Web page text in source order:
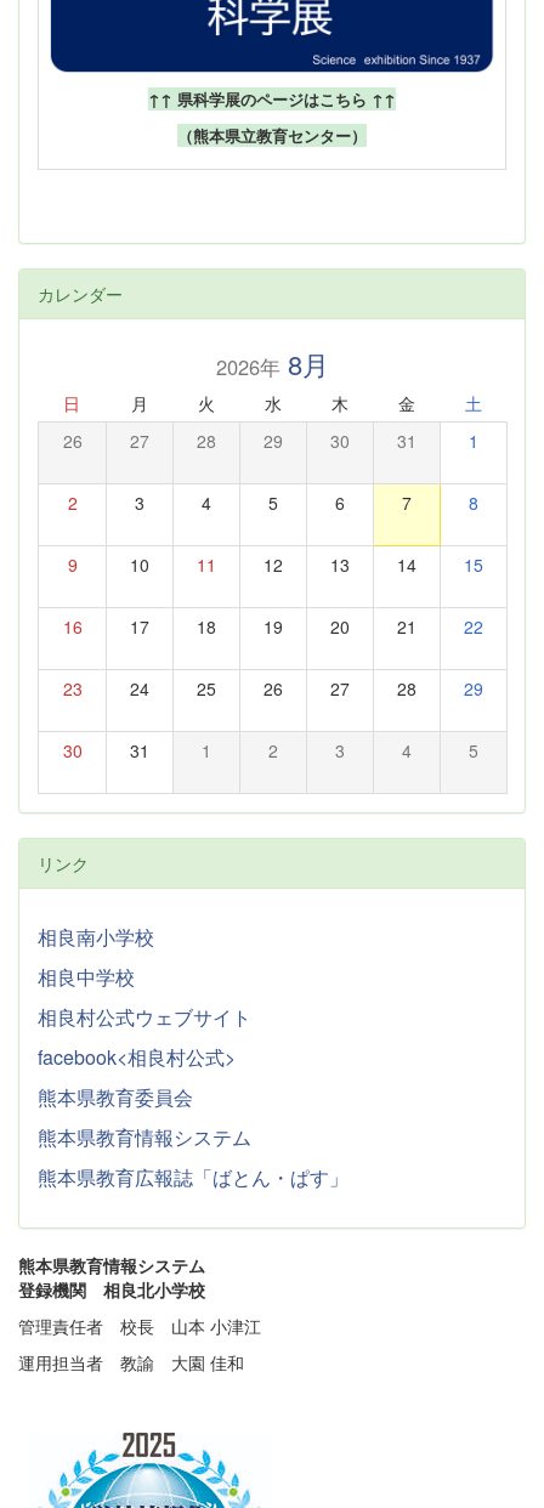
↑↑ 県科学展のページはこちら ↑↑
（熊本県立教育センター）
カレンダー
2026年8月
日 月 火 水 木 金 土
26 27 28 29 30 31 1
2 3 4 5 6 7 8
9 10 11 12 13 14 15
16 17 18 19 20 21 22
23 24 25 26 27 28 29
30 31 1 2 3 4 5
リンク
相良南小学校
相良中学校
相良村公式ウェブサイト
facebook<相良村公式>
熊本県教育委員会
熊本県教育情報システム
熊本県教育広報誌「ばとん・ぱす」
熊本県教育情報システム
登録機関 相良北小学校
管理責任者 校長 山本 小津江
運用担当者 教諭 大園 佳和